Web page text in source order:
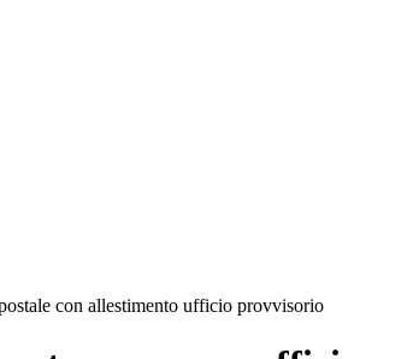
con allestimento ufficio provvisorio